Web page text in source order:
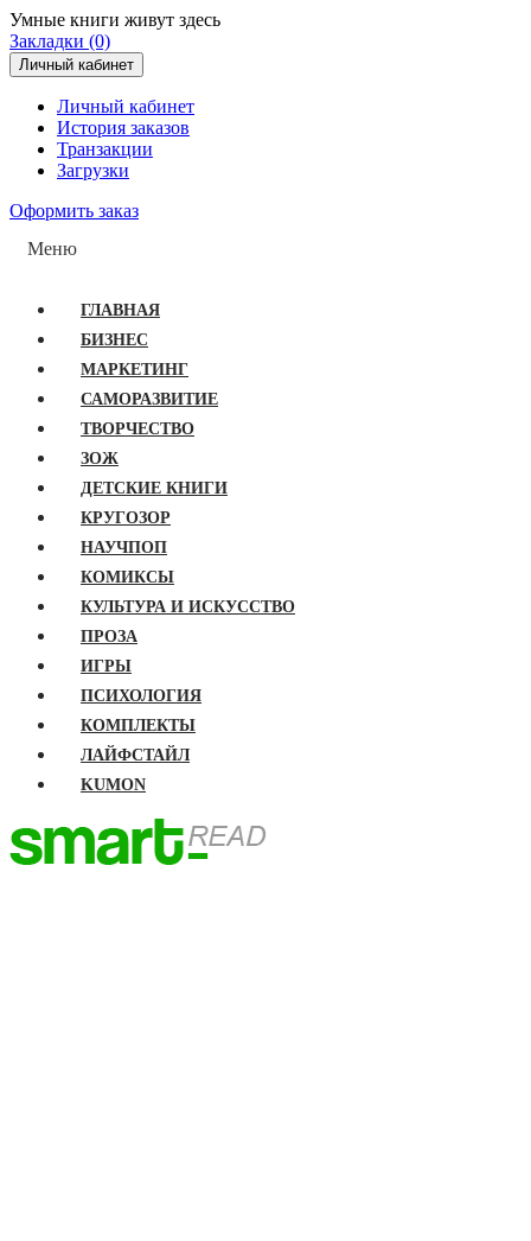
Умные книги живут здесь
Закладки (0)
Личный кабинет
Личный кабинет
История заказов
Транзакции
Загрузки
Оформить заказ
Меню
ГЛАВНАЯ
БИЗНЕС
МАРКЕТИНГ
САМОРАЗВИТИЕ
ТВОРЧЕСТВО
ЗОЖ
ДЕТСКИЕ КНИГИ
КРУГОЗОР
НАУЧПОП
КОМИКСЫ
КУЛЬТУРА И ИСКУССТВО
ПРОЗА
ИГРЫ
ПСИХОЛОГИЯ
КОМПЛЕКТЫ
ЛАЙФСТАЙЛ
KUMON